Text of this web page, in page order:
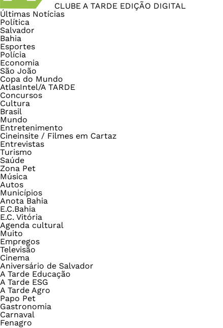
CLUBE A TARDE EDIÇÃO DIGITAL
Últimas Notícias
Política
Salvador
Bahia
Esportes
Polícia
Economia
São João
Copa do Mundo
AtlasIntel/A TARDE
Concursos
Cultura
Brasil
Mundo
Entretenimento
Cineinsite / Filmes em Cartaz
Entrevistas
Turismo
Saúde
Zona Pet
Música
Autos
Municípios
Anota Bahia
E.C.Bahia
E.C. Vitória
Agenda cultural
Muito
Empregos
Televisão
Cinema
Aniversário de Salvador
A Tarde Educação
A Tarde ESG
A Tarde Agro
Papo Pet
Gastronomia
Carnaval
Fenagro